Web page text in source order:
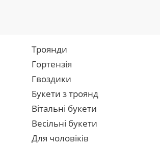
Троянди
Гортензія
Гвоздики
Букети з троянд
Вітальні букети
Весільні букети
Для чоловіків